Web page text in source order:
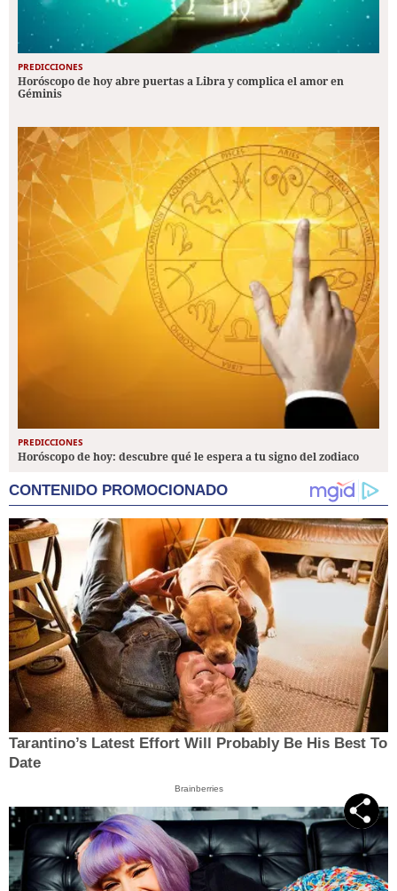
PREDICCIONES
Horóscopo de hoy abre puertas a Libra y complica el amor en
Géminis
PREDICCIONES
Horóscopo de hoy: descubre qué le espera a tu signo del zodiaco
CONTENIDO PROMOCIONADO
Tarantino’s Latest Effort Will Probably Be His Best To
Date
Brainberries